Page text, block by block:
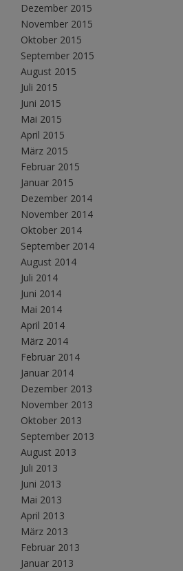
Dezember 2015
November 2015
Oktober 2015
September 2015
August 2015
Juli 2015
Juni 2015
Mai 2015
April 2015
März 2015
Februar 2015
Januar 2015
Dezember 2014
November 2014
Oktober 2014
September 2014
August 2014
Juli 2014
Juni 2014
Mai 2014
April 2014
März 2014
Februar 2014
Januar 2014
Dezember 2013
November 2013
Oktober 2013
September 2013
August 2013
Juli 2013
Juni 2013
Mai 2013
April 2013
März 2013
Februar 2013
Januar 2013